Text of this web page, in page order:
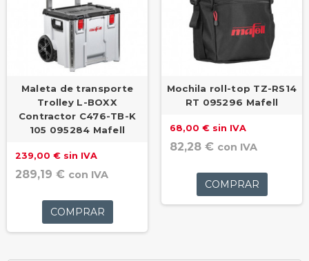
Maleta de transporte
Trolley L-BOXX
Contractor C476-TB-K
105 095284 Mafell
239,00 € sin IVA
289,19 € con IVA
COMPRAR
Mochila roll-top TZ-RS14
RT 095296 Mafell
68,00 € sin IVA
82,28 € con IVA
COMPRAR